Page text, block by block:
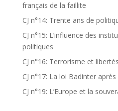
français de la faillite
CJ n°14: Trente ans de
CJ n°15: L’influence des
politiques
CJ n°16: Terrorisme et
CJ n°17: La loi Badinter
CJ n°19: L’Europe et la